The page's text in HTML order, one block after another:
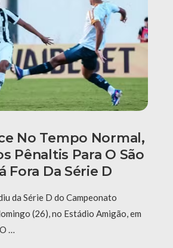
No Tempo Normal,
Pênaltis Para O São
Fora Da Série D
da Série D do Campeonato
(26), no Estádio Amigão, em
…